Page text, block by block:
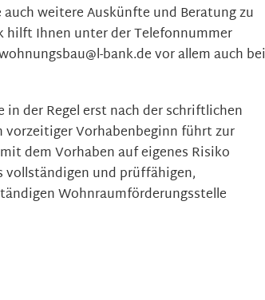
weitere Auskünfte und Beratung zu
hilft Ihnen unter der Telefonnummer
bank.de vor allem auch bei
der Regel erst nach der schriftlichen
vorzeitiger Vorhabenbeginn führt zur
dem Vorhaben auf eigenes Risiko
vollständigen und prüffähigen,
Wohnraumförderungsstelle